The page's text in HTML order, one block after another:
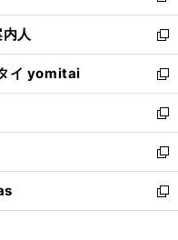
開
く
ン
ド
ウ
で
開
く
ウ
ィ
ン
ド
ウ
で
開
く
し
い
ウ
ィ
ン
ド
ウ
で
開
く
人
新
し
い
ウ
ィ
ン
ド
ウ
で
開
イ yomitai
新
し
い
ウ
ィ
ン
ド
ウ
新
し
い
ウ
ィ
ン
新
し
い
ウ
新
し